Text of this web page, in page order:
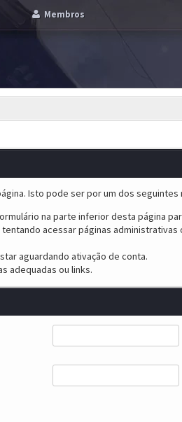
Membros
Isto pode ser por um dos seguintes
na parte inferior desta página
acessar páginas
aguardando ativação de conta.
adequadas ou links.